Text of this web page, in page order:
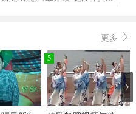
朔州大秧歌《二进宫》2尹翠兰卢尚卿贾继雄等
朔州大秧歌《赶脚》
更多
5